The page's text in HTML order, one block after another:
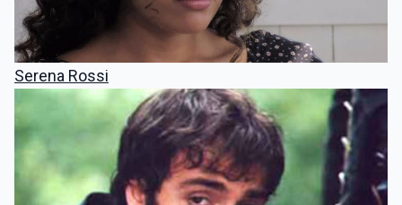
Serena Rossi